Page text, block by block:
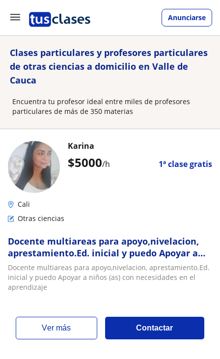
Anunciarse
Clases particulares y profesores particulares
de otras ciencias a domicilio en Valle de
Cauca
Encuentra tu profesor ideal entre miles de profesores
particulares de más de 350 materias
$5000/h 1ª clase gratis
Karina
Cali
Otras ciencias
Docente multiareas para apoyo,nivelacion,
aprestamiento.Ed. inicial y puedo Apoyar a
niños (as) con necesidades en el aprendizaje
Docente multiareas para apoyo,nivelacion, aprestamiento.Ed.
inicial y puedo Apoyar a niños (as) con necesidades en el
aprendizaje
ver más Contactar